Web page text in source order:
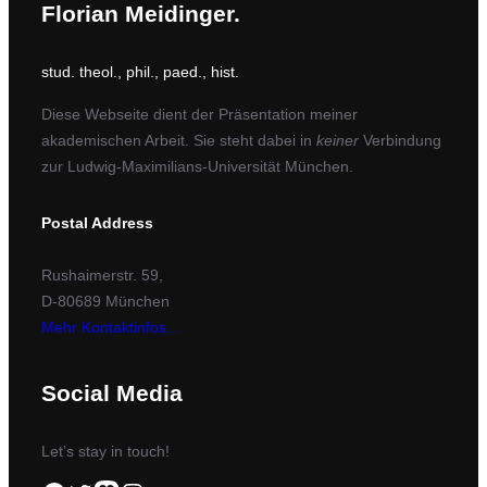
Florian Meidinger.
stud. theol., phil., paed., hist.
Diese Webseite dient der Präsentation meiner
akademischen Arbeit. Sie steht dabei in keiner Verbindung
zur Ludwig-Maximilians-Universität München.
Postal Address
Rushaimerstr. 59,
D-80689 München
Mehr Kontaktinfos…
Social Media
Let’s stay in touch!